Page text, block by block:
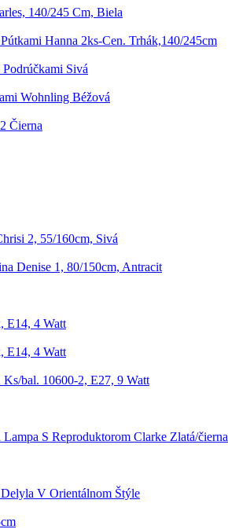
140/245 Cm, Biela
Hanna 2ks-Cen. Trhák,140/245cm
Podrúčkami Sivá
Wohnling Béžová
Čierna
2, 55/160cm, Sivá
Denise 1, 80/150cm, Antracit
E14, 4 Watt
E14, 4 Watt
bal. 10600-2, E27, 9 Watt
Lampa S Reproduktorom Clarke Zlatá/čierna
V Orientálnom Štýle